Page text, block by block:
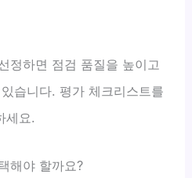
정하면 점검 품질을 높이고
습니다. 평가 체크리스트를
세요.
해야 할까요?